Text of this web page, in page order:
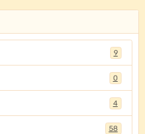
9
0
4
58